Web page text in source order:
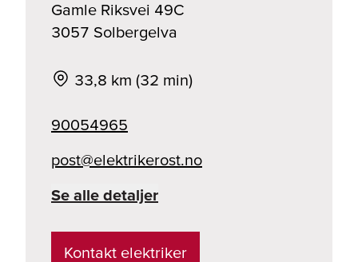
Gamle Riksvei 49C
3057 Solbergelva
33,8 km (32 min)
90054965
on.tsorekirtkele@tsop
Se alle detaljer
Kontakt elektriker